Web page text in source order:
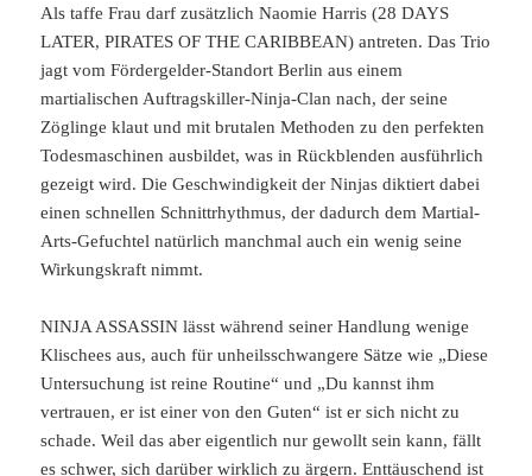
Als taffe Frau darf zusätzlich Naomie Harris (28 DAYS
LATER, PIRATES OF THE CARIBBEAN) antreten. Das Trio
jagt vom Fördergelder-Standort Berlin aus einem
martialischen Auftragskiller-Ninja-Clan nach, der seine
Zöglinge klaut und mit brutalen Methoden zu den perfekten
Todesmaschinen ausbildet, was in Rückblenden ausführlich
gezeigt wird. Die Geschwindigkeit der Ninjas diktiert dabei
einen schnellen Schnittrhythmus, der dadurch dem Martial-
Arts-Gefuchtel natürlich manchmal auch ein wenig seine
Wirkungskraft nimmt.
NINJA ASSASSIN lässt während seiner Handlung wenige
Klischees aus, auch für unheilsschwangere Sätze wie „Diese
Untersuchung ist reine Routine“ und „Du kannst ihm
vertrauen, er ist einer von den Guten“ ist er sich nicht zu
schade. Weil das aber eigentlich nur gewollt sein kann, fällt
es schwer, sich darüber wirklich zu ärgern. Enttäuschend ist